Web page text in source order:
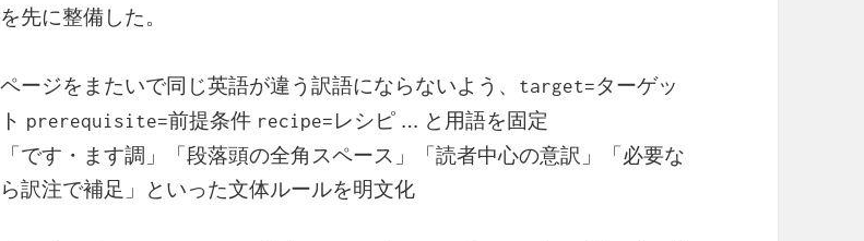
を先に整備した。
ページをまたいで同じ英語が違う訳語にならないよう、
target=ターゲッ
ト prerequisite=前提条件 recipe=レシピ … と用語を固定
「です・ます調」「段落頭の全角スペース」「読者中心の意訳」「必要な
ら訳注で補足」といった文体ルールを明文化